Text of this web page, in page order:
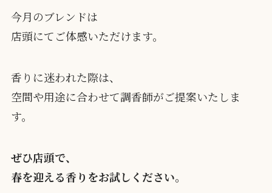
今月のブレンドは
店頭にてご体感いただけます。
香りに迷われた際は、
空間や用途に合わせて調香師がご提案いたしま
す。
ぜひ店頭で、
春を迎える香りをお試しください。